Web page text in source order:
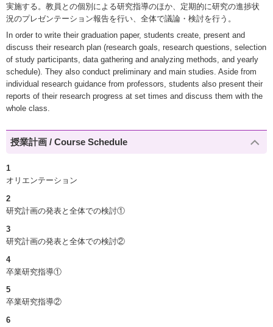
実施する。教員との個別による研究指導のほか、定期的に研究の進捗状
況のプレゼンテーション報告を行い、全体で議論・検討を行う。
In order to write their graduation paper, students create, present and
discuss their research plan (research goals, research questions, selection
of study participants, data gathering and analyzing methods, and yearly
schedule). They also conduct preliminary and main studies. Aside from
individual research guidance from professors, students also present their
reports of their research progress at set times and discuss them with the
whole class.
授業計画 / Course Schedule
1
オリエンテーション
2
研究計画の発表と全体での検討①
3
研究計画の発表と全体での検討②
4
卒業研究指導①
5
卒業研究指導②
6